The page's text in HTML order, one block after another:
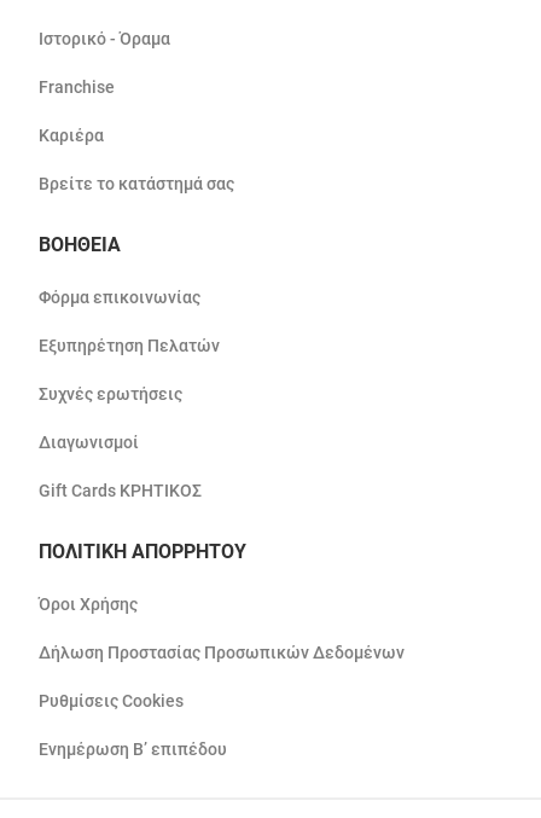
Ιστορικό - Όραμα
Franchise
Καριέρα
Βρείτε το κατάστημά σας
ΒΟΗΘΕΙΑ
Φόρμα επικοινωνίας
Εξυπηρέτηση Πελατών
Συχνές ερωτήσεις
Διαγωνισμοί
Gift Cards ΚΡΗΤΙΚΟΣ
ΠΟΛΙΤΙΚΗ ΑΠΟΡΡΗΤΟΥ
Όροι Χρήσης
Δήλωση Προστασίας Προσωπικών Δεδομένων
Ρυθμίσεις Cookies
Ενημέρωση Β’ επιπέδου